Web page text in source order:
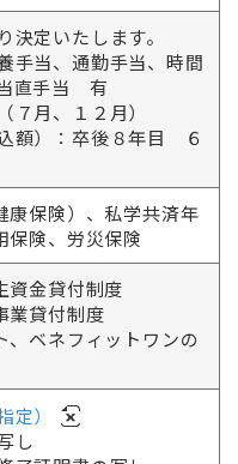
決定いたします。
手当、通勤手当、時間
直手当 有
７月、１２月）
額）：卒後８年目 ６
康保険）、私学共済年
保険、労災保険
資金貸付制度
業貸付制度
、ベネフィットワンの
定）
し